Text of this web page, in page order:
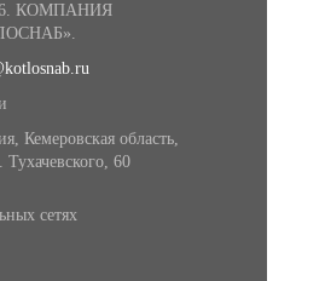
КОМПАНИЯ
, Кемеровская область,
Тухачевского, 60
сетях